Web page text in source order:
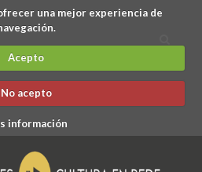
una mejor experiencia de
Acepto
No acepto
información